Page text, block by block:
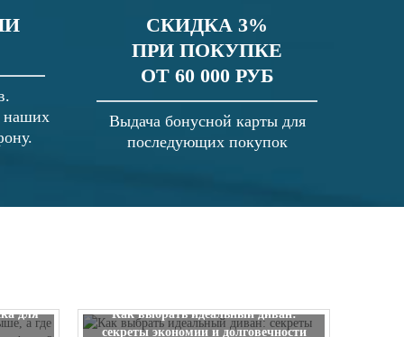
наших
СКИДКА 3%
ПРИ ПОКУПКЕ
ОТ 60 000 РУБ
Выдача бонусной карты для
последующих покупок
для
Как выбрать идеальный диван:
секреты экономии и долговечности